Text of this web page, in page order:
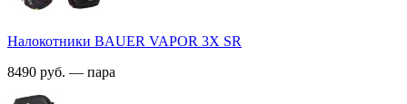
Налокотники BAUER VAPOR 3X SR
8490 руб. — пара